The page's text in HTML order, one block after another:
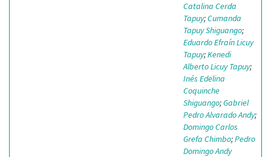
Catalina Cerda
Tapuy;Cumanda
Tapuy Shiguango;
Eduardo Efraín Licuy
Tapuy;Kenedi
Alberto Licuy Tapuy;
Inés Edelina
Coquinche
Shiguango;Gabriel
Pedro Alvarado Andy;
Domingo Carlos
Grefa Chimbo;Pedro
Domingo Andy